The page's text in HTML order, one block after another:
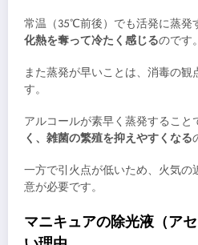
常温（35℃前後）でも活発に蒸発
化熱を奪って冷たく感じるのです。
また蒸発が早いことは、消毒の観
す。
アルコールが素早く蒸発すること
く、雑菌の繁殖を抑えやすくなる
一方で引火点が低いため、火気の
意が必要です。
マニキュアの除光液（ア